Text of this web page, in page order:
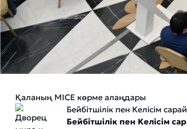
Қаланың MICE көрме алаңдары
Бейбітшілік пен Келісім
Бейбітшілік пен Келісім